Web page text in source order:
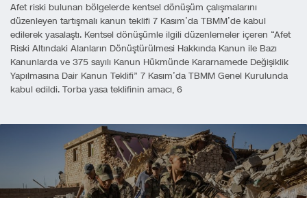
Afet riski bulunan bölgelerde kentsel dönüşüm çalışmalarını
düzenleyen tartışmalı kanun teklifi 7 Kasım’da TBMM’de kabul
edilerek yasalaştı. Kentsel dönüşümle ilgili düzenlemeler içeren “Afet
Riski Altındaki Alanların Dönüştürülmesi Hakkında Kanun ile Bazı
Kanunlarda ve 375 sayılı Kanun Hükmünde Kararnamede Değişiklik
Yapılmasına Dair Kanun Teklifi” 7 Kasım’da TBMM Genel Kurulunda
kabul edildi. Torba yasa teklifinin amacı, 6